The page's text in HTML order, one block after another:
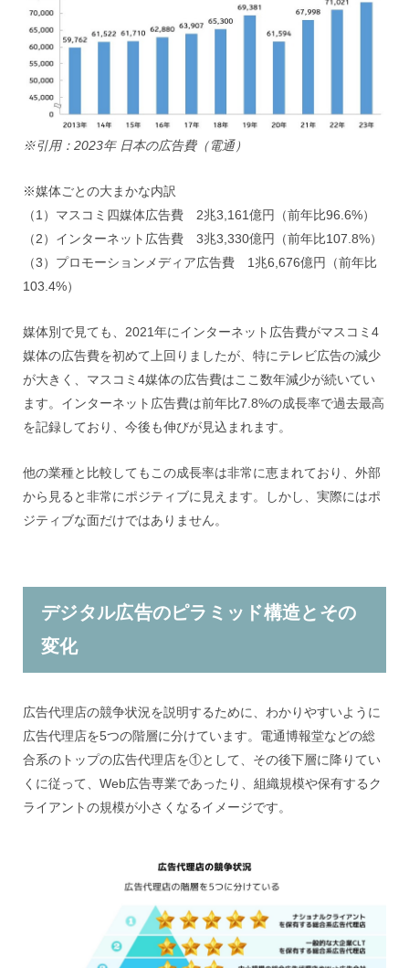
※引用：2023年 日本の広告費（電通）
※媒体ごとの大まかな内訳
（1）マスコミ四媒体広告費 2兆3,161億円（前年比96.6%）
（2）インターネット広告費 3兆3,330億円（前年比107.8%）
（3）プロモーションメディア広告費 1兆6,676億円（前年比
103.4%）
媒体別で見ても、2021年にインターネット広告費がマスコミ4
媒体の広告費を初めて上回りましたが、特にテレビ広告の減少
が大きく、マスコミ4媒体の広告費はここ数年減少が続いてい
ます。インターネット広告費は前年比7.8%の成長率で過去最高
を記録しており、今後も伸びが見込まれます。
他の業種と比較してもこの成長率は非常に恵まれており、外部
から見ると非常にポジティブに見えます。しかし、実際にはポ
ジティブな面だけではありません。
デジタル広告のピラミッド構造とその
変化
広告代理店の競争状況を説明するために、わかりやすいように
広告代理店を5つの階層に分けています。電通博報堂などの総
合系のトップの広告代理店を①として、その後下層に降りてい
くに従って、Web広告専業であったり、組織規模や保有するク
ライアントの規模が小さくなるイメージです。